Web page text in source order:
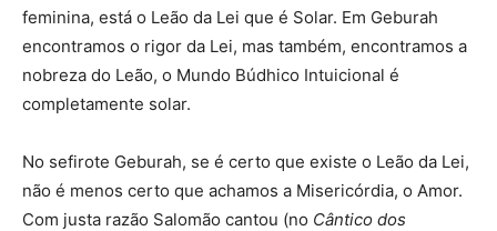
feminina, está o Leão da Lei que é Solar. Em Geburah
encontramos o rigor da Lei, mas também, encontramos a
nobreza do Leão, o Mundo Búdhico Intuicional é
completamente solar.
No sefirote Geburah, se é certo que existe o Leão da Lei,
não é menos certo que achamos a Misericórdia, o Amor.
Com justa razão Salomão cantou (no Cântico dos